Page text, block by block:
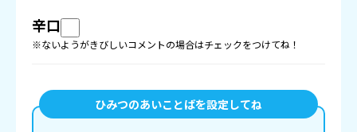
辛口
※ないようがきびしいコメントの場合はチェックをつけてね！
ひみつのあいことばを設定してね